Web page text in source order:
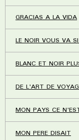
GRACIAS A LA VIDA
LE NOIR VOUS VA
BLANC ET NOIR
DE L'ART DE
MON PAYS CE
MON PERE DISAIT